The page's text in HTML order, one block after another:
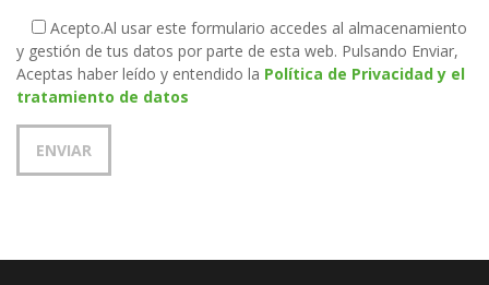
Acepto.Al usar este formulario accedes al almacenamiento
y gestión de tus datos por parte de esta web. Pulsando Enviar,
Aceptas haber leído y entendido la Política de Privacidad y el
tratamiento de datos